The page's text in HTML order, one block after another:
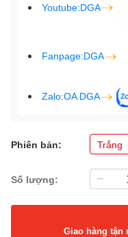
Youtube:DGA
Fanpage:DGA
Zalo:OA DGA
Phiên bản: Trắng
Số lượng:
Giao hàng tận